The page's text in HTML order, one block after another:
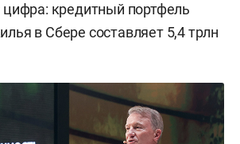
кредитный портфель
в Сбере составляет 5,4 трлн